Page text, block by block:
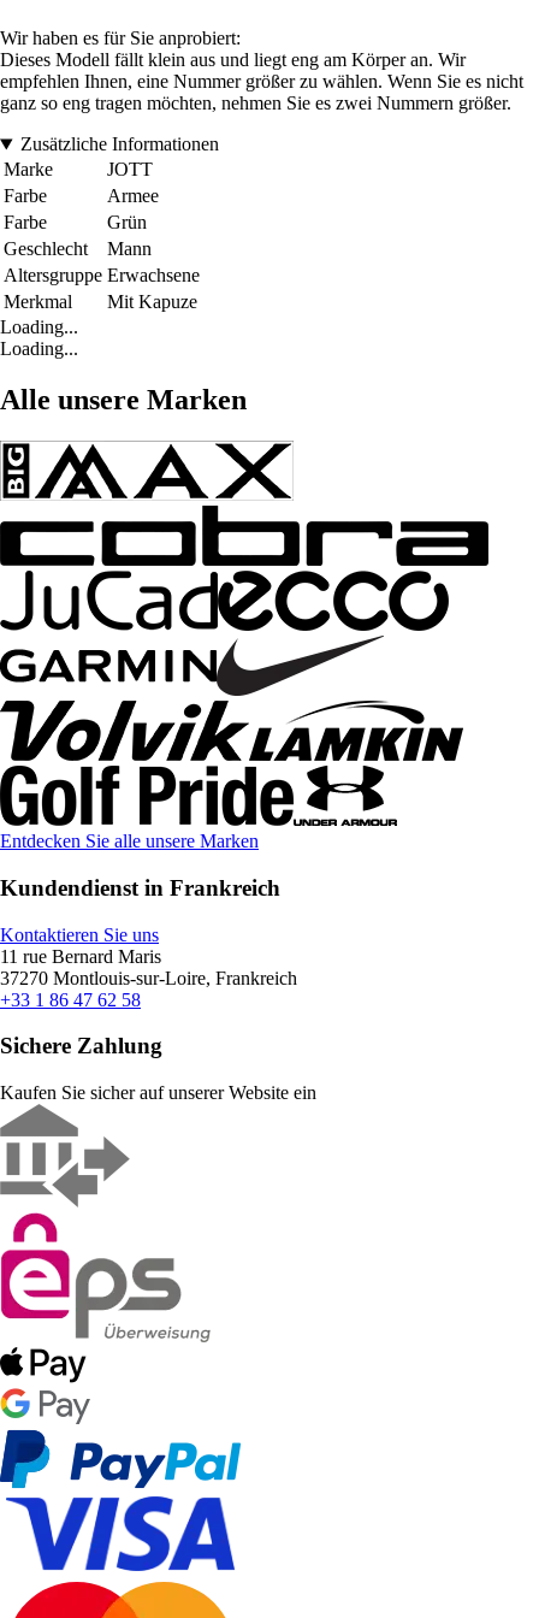
Wir haben es für Sie anprobiert:
Dieses Modell fällt klein aus und liegt eng am Körper an. Wir
empfehlen Ihnen, eine Nummer größer zu wählen. Wenn Sie es nicht
ganz so eng tragen möchten, nehmen Sie es zwei Nummern größer.
Zusätzliche Informationen
Marke
JOTT
Farbe
Armee
Farbe
Grün
Geschlecht
Mann
Altersgruppe Erwachsene
Merkmal
Mit Kapuze
Loading...
Loading...
Alle unsere Marken
Entdecken Sie alle unsere Marken
Kundendienst in Frankreich
Kontaktieren Sie uns
11 rue Bernard Maris
37270 Montlouis-sur-Loire, Frankreich
+33 1 86 47 62 58
Sichere Zahlung
Kaufen Sie sicher auf unserer Website ein